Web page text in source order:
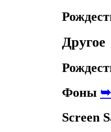
Другое
Фоны ➥
Screen